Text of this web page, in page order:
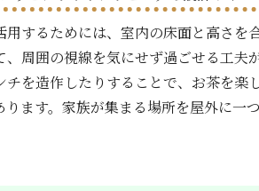
用するためには、室内の床面と高さを
、周囲の視線を気にせず過ごせる工夫
チを造作したりすることで、お茶を楽
ります。家族が集まる場所を屋外に一